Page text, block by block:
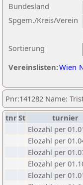
Sortierung
Bundesland
Spgem./Kreis/Verein
Vereinslisten:Wien
Pnr:141282 Name:
tnrSt turnier
Elozahl per
Elozahl per
Elozahl per
Elozahl per
Elozahl per